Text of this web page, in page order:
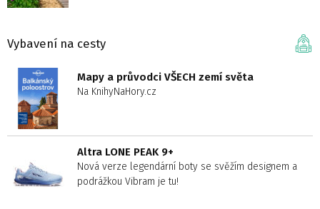
Vybavení na cesty
Mapy a průvodci VŠECH zemí světa
Na KnihyNaHory.cz
Altra LONE PEAK 9+
Nová verze legendární boty se svěžím designem a
podrážkou Vibram je tu!